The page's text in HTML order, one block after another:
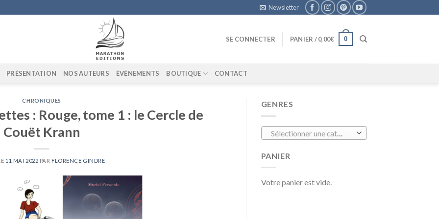
Newsletter
SE CONNECTER PANIER /0,00€ 0
PRÉSENTATION NOS AUTEURS ÉVÉNEMENTS BOUTIQUE CONTACT
CHRONIQUES
: Rouge, tome 1 : le Cercle de
Couët Krann
11 MAI 2022 PAR FLORENCE GINDRE
GENRES
PANIER
Votre panier est vide.